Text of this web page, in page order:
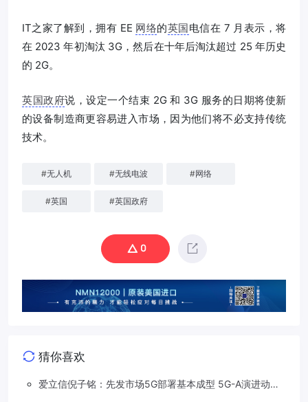
IT之家了解到，拥有 EE 网络的英国电信在 7 月表示，将
在 2023 年初淘汰 3G，然后在十年后淘汰超过 25 年历史
的 2G。
英国政府说，设定一个结束 2G 和 3G 服务的日期将使新
的设备制造商更容易进入市场，因为他们将不必支持传统
技术。
#无人机 #无线电波 #网络
#英国 #英国政府
0
猜你喜欢
爱立信倪子铭：先发市场5G部署基本成型 5G-A演进动能